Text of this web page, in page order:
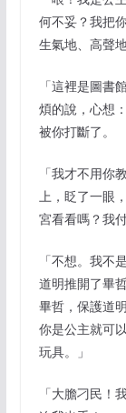
何不妥？我把
生氣地、高聲地
「這裡是圖書
煩的說，心想
被你打斷了。
「我才不用你
上，眨了一眼
宮看看嗎？我
「不想。我不
道明推開了畢
畢哲，保護道
你是公主就可
玩具。」
「大膽刁民！